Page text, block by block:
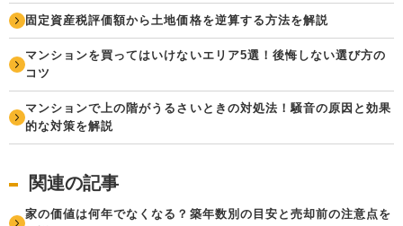
固定資産税評価額から土地価格を逆算する方法を解説
マンションを買ってはいけないエリア5選！後悔しない選び方の
コツ
マンションで上の階がうるさいときの対処法！騒音の原因と効果
的な対策を解説
関連の記事
家の価値は何年でなくなる？築年数別の目安と売却前の注意点を